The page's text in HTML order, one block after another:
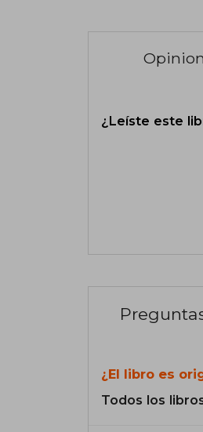
¿Leíste este
¿El libro es
Todos los